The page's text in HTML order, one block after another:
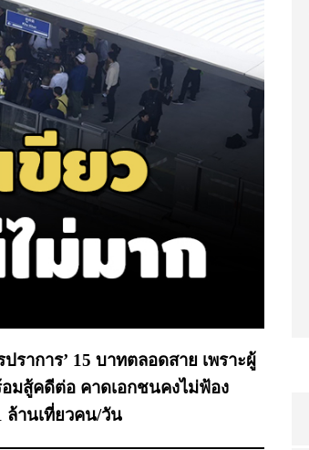
ราการ’ 15 บาทตลอดสาย เพราะผู้
มสู้คดีต่อ คาดเอกชนคงไม่ฟ้อง
ล้านเที่ยวคน/วัน